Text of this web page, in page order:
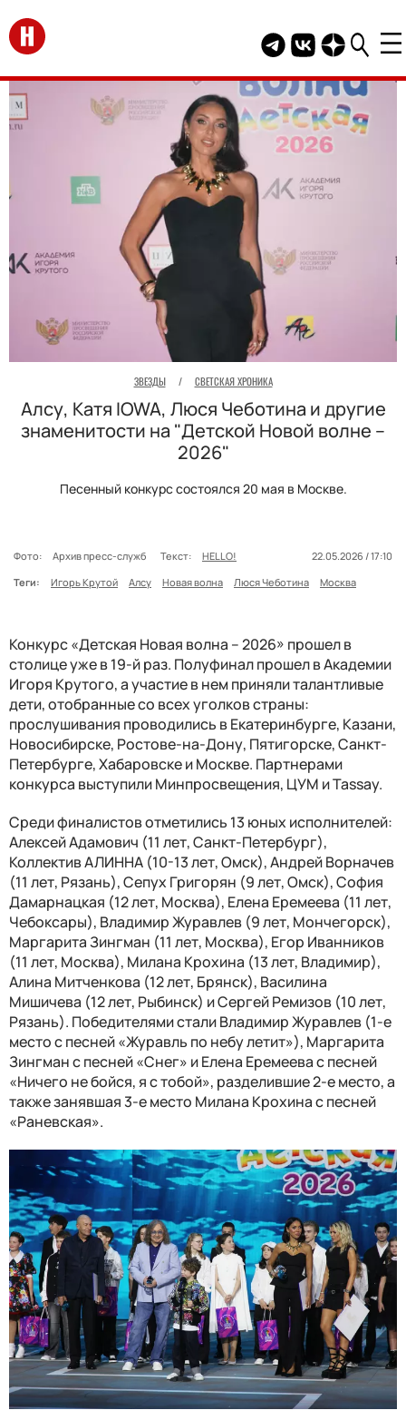
Перейти на главную
Telegram канал
Группа HELLO
Канал
ЗВЕЗДЫ / СВЕТСКАЯ ХРОНИКА
Алсу, Катя IOWA, Люся Чеботина и другие
знаменитости на "Детской Новой волне –
2026"
Песенный конкурс состоялся 20 мая в Москве.
Фото: Архив пресс-служб Текст: HELLO!
22.05.2026 / 17:10
Теги:
Игорь Крутой Алсу Новая волна Люся Чеботина Москва
Конкурс «Детская Новая волна – 2026» прошел в
столице уже в 19-й раз. Полуфинал прошел в Академии
Игоря Крутого, а участие в нем приняли талантливые
дети, отобранные со всех уголков страны:
прослушивания проводились в Екатеринбурге, Казани,
Новосибирске, Ростове-на-Дону, Пятигорске, Санкт-
Петербурге, Хабаровске и Москве. Партнерами
конкурса выступили Минпросвещения, ЦУМ и Tassay.
Среди финалистов отметились 13 юных исполнителей:
Алексей Адамович (11 лет, Санкт-Петербург),
Коллектив АЛИННА (10-13 лет, Омск), Андрей Ворначев
(11 лет, Рязань), Сепух Григорян (9 лет, Омск), София
Дамарнацкая (12 лет, Москва), Елена Еремеева (11 лет,
Чебоксары), Владимир Журавлев (9 лет, Мончегорск),
Маргарита Зингман (11 лет, Москва), Егор Иванников
(11 лет, Москва), Милана Крохина (13 лет, Владимир),
Алина Митченкова (12 лет, Брянск), Василина
Мишичева (12 лет, Рыбинск) и Сергей Ремизов (10 лет,
Рязань). Победителями стали Владимир Журавлев (1-е
место с песней «Журавль по небу летит»), Маргарита
Зингман с песней «Снег» и Елена Еремеева с песней
«Ничего не бойся, я с тобой», разделившие 2-е место, а
также занявшая 3-е место Милана Крохина с песней
«Раневская».